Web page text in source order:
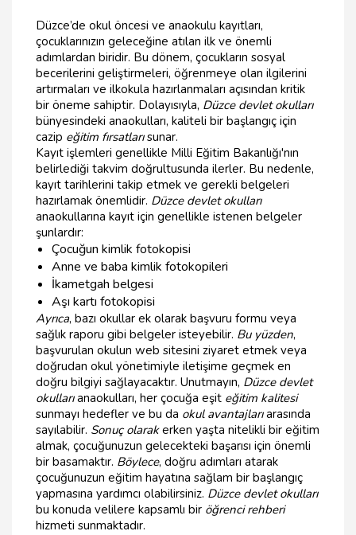
Düzce’de okul öncesi ve anaokulu kayıtları,
çocuklarınızın geleceğine atılan ilk ve önemli
adımlardan biridir. Bu dönem, çocukların sosyal
becerilerini geliştirmeleri, öğrenmeye olan ilgilerini
artırmaları ve ilkokula hazırlanmaları açısından kritik
bir öneme sahiptir. Dolayısıyla, Düzce devlet okulları
bünyesindeki anaokulları, kaliteli bir başlangıç için
cazip eğitim fırsatlarısunar.
Kayıt işlemleri genellikle Milli Eğitim Bakanlığı'nın
belirlediği takvim doğrultusunda ilerler. Bu nedenle,
kayıt tarihlerini takip etmek ve gerekli belgeleri
hazırlamak önemlidir. Düzce devlet okulları
anaokullarına kayıt için genellikle istenen belgeler
şunlardır:
Çocuğun kimlik fotokopisi
Anne ve baba kimlik fotokopileri
İkametgah belgesi
Aşı kartı fotokopisi
Ayrıca, bazı okullar ek olarak başvuru formu veya
sağlık raporu gibi belgeler isteyebilir. Bu yüzden,
başvurulan okulun web sitesini ziyaret etmek veya
doğrudan okul yönetimiyle iletişime geçmek en
doğru bilgiyi sağlayacaktır. Unutmayın, Düzce devlet
okullarıanaokulları, her çocuğa eşit eğitim kalitesi
sunmayı hedefler ve bu da okul avantajlarıarasında
sayılabilir. Sonuç olarakerken yaşta nitelikli bir eğitim
almak, çocuğunuzun gelecekteki başarısı için önemli
bir basamaktır. Böylece, doğru adımları atarak
çocuğunuzun eğitim hayatına sağlam bir başlangıç
yapmasına yardımcı olabilirsiniz. Düzce devlet okulları
bu konuda velilere kapsamlı bir öğrenci rehberi
hizmeti sunmaktadır.